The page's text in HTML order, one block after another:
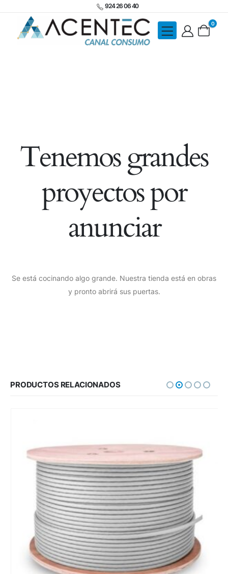
924 26 06 40
0
Tenemos grandes
proyectos por
anunciar
Se está cocinando algo grande. Nuestra tienda está en obras
y pronto abrirá sus puertas.
PRODUCTOS RELACIONADOS